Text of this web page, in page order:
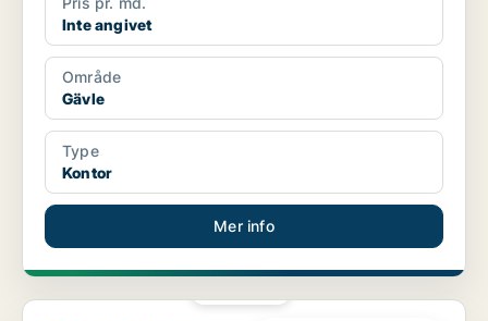
Inte angivet
Område
Gävle
Type
Kontor
Mer info
Kontor i Söderort